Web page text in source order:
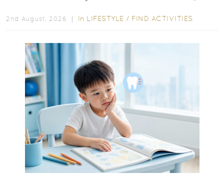
2nd August, 2026 ｜ In LIFESTYLE / FIND ACTIVITIES